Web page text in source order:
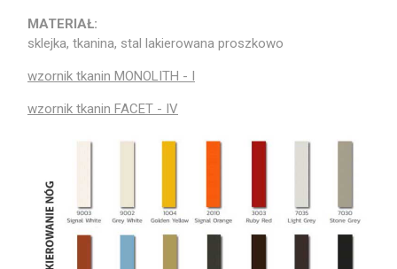
MATERIAŁ:
sklejka, tkanina, stal lakierowana proszkowo
wzornik tkanin MONOLITH - I
wzornik tkanin FACET - IV